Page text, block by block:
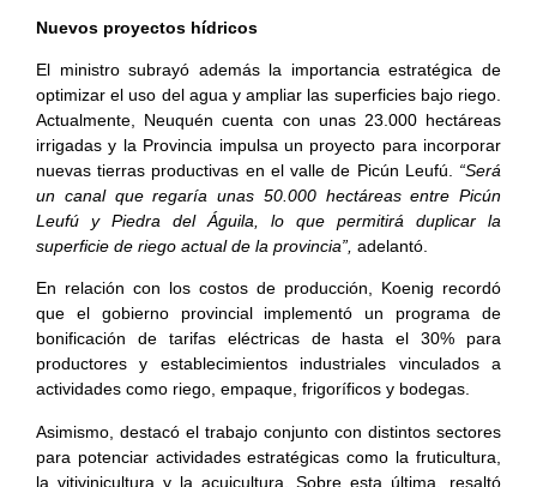
Nuevos proyectos hídricos
El ministro subrayó además la importancia estratégica de
optimizar el uso del agua y ampliar las superficies bajo riego.
Actualmente, Neuquén cuenta con unas 23.000 hectáreas
irrigadas y la Provincia impulsa un proyecto para incorporar
nuevas tierras productivas en el valle de Picún Leufú. “Será
un canal que regaría unas 50.000 hectáreas entre Picún
Leufú y Piedra del Águila, lo que permitirá duplicar la
superficie de riego actual de la provincia”, adelantó.
En relación con los costos de producción, Koenig recordó
que el gobierno provincial implementó un programa de
bonificación de tarifas eléctricas de hasta el 30% para
productores y establecimientos industriales vinculados a
actividades como riego, empaque, frigoríficos y bodegas.
Asimismo, destacó el trabajo conjunto con distintos sectores
para potenciar actividades estratégicas como la fruticultura,
la vitivinicultura y la acuicultura. Sobre esta última, resaltó